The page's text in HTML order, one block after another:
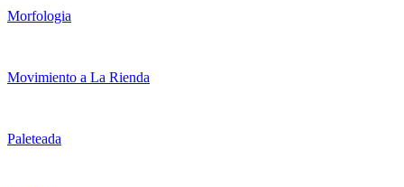
Morfologia
Movimiento a La Rienda
Paleteada